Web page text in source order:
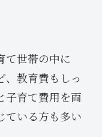
て世帯の中に
、教育費もしっ
子育て費用を両
ている方も多い